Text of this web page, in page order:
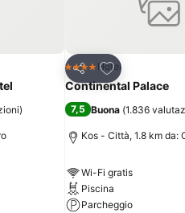
)
Condividi
Aggiungi ai
4 StelleHotel
Continental Palace
7,5 Buona (1.836
Kos - Città, 1.8 km da:
Wi-Fi gratis
Piscina
Parcheggio